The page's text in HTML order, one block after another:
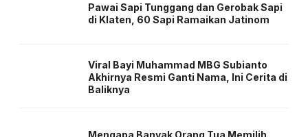
Pawai Sapi Tunggang dan Gerobak Sapi
di Klaten, 60 Sapi Ramaikan Jatinom
Viral Bayi Muhammad MBG Subianto
Akhirnya Resmi Ganti Nama, Ini Cerita di
Baliknya
Mengapa Banyak Orang Tua Memilih